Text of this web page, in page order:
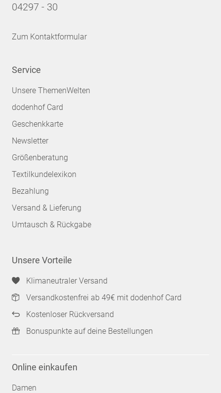
04297 - 30
Zum Kontaktformular
Service
Unsere ThemenWelten
dodenhof Card
Geschenkkarte
Newsletter
Größenberatung
Textilkundelexikon
Bezahlung
Versand & Lieferung
Umtausch & Rückgabe
Unsere Vorteile
Klimaneutraler Versand
Versandkostenfrei ab 49€ mit dodenhof Card
Kostenloser Rückversand
Bonuspunkte auf deine Bestellungen
Online einkaufen
Damen